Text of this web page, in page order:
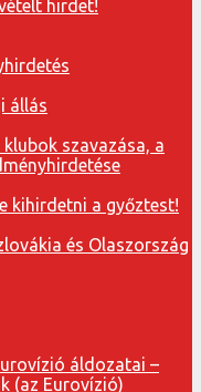
hirdet!
állás
klubok szavazása, a
kihirdetni a győztest!
és Olaszország
áldozatai –
(az Eurovízió)